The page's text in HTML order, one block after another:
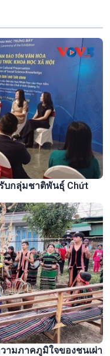
บกลุ่มชาติพันธุ์ Chứt
วามภาคภูมิใจของชนเผ่า